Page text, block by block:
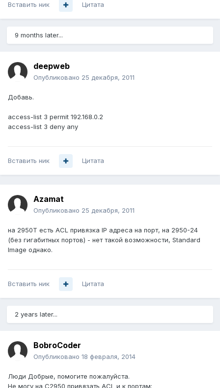
Вставить ник Цитата
9 months later...
deepweb
Опубликовано 25 декабря, 2011
Добавь.
access-list 3 permit 192.168.0.2
access-list 3 deny any
Вставить ник Цитата
Azamat
Опубликовано 25 декабря, 2011
на 2950Т есть ACL привязка IP адреса на порт, на 2950-24
(без гигабитных портов) - нет такой возможности, Standard
Image однако.
Вставить ник Цитата
2 years later...
BobroCoder
Опубликовано 18 февраля, 2014
Люди Добрые, помогите пожалуйста.
Не могу на С2950 привязать ACL и к портам: